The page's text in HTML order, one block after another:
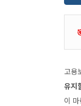
고용
유지
이